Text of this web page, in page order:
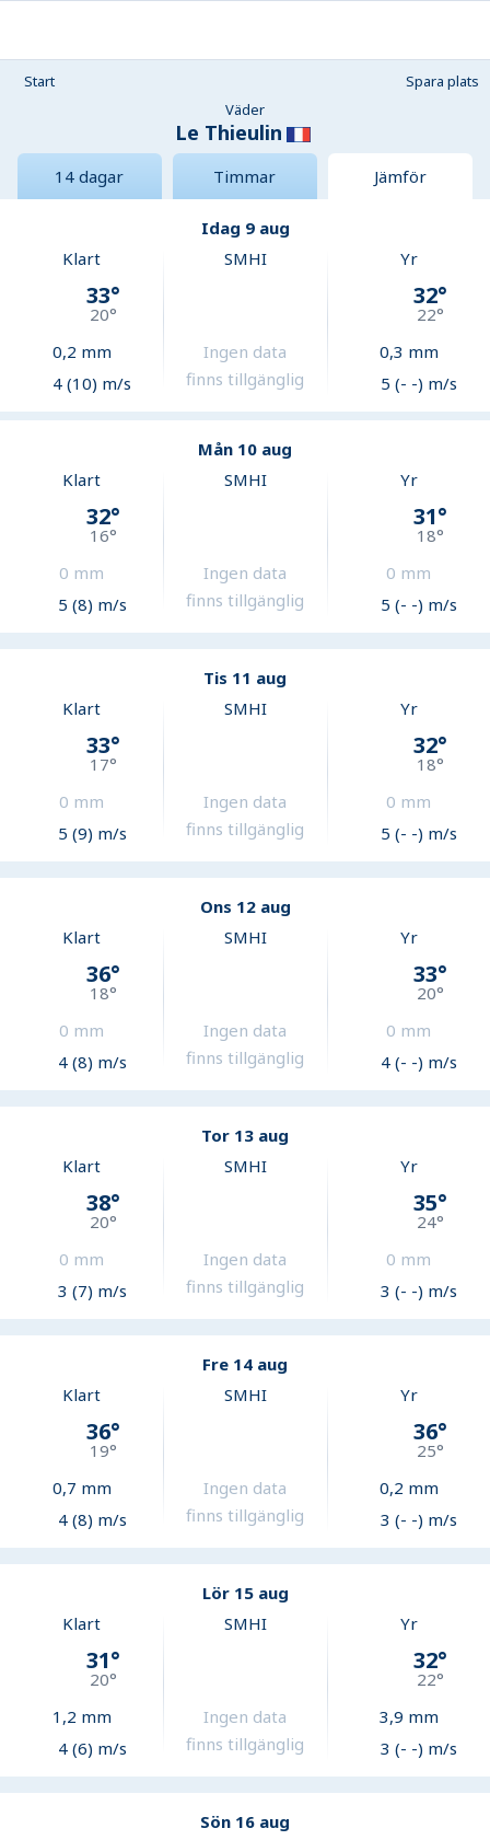
Start
Spara plats
Väder
Le Thieulin
14 dagar Timmar Jämför
Idag 9 aug
Klart
33°
20°
0,2 mm
4 (10) m/s
SMHI
Ingen data
finns tillgänglig
Yr
32°
22°
0,3 mm
5 (- -) m/s
Mån 10 aug
Klart
32°
16°
0 mm
5 (8) m/s
SMHI
Ingen data
finns tillgänglig
Yr
31°
18°
0 mm
5 (- -) m/s
Tis 11 aug
Klart
33°
17°
0 mm
5 (9) m/s
SMHI
Ingen data
finns tillgänglig
Yr
32°
18°
0 mm
5 (- -) m/s
Ons 12 aug
Klart
36°
18°
0 mm
4 (8) m/s
SMHI
Ingen data
finns tillgänglig
Yr
33°
20°
0 mm
4 (- -) m/s
Tor 13 aug
Klart
38°
20°
0 mm
3 (7) m/s
SMHI
Ingen data
finns tillgänglig
Yr
35°
24°
0 mm
3 (- -) m/s
Fre 14 aug
Klart
36°
19°
0,7 mm
4 (8) m/s
SMHI
Ingen data
finns tillgänglig
Yr
36°
25°
0,2 mm
3 (- -) m/s
Lör 15 aug
Klart
31°
20°
1,2 mm
4 (6) m/s
SMHI
Ingen data
finns tillgänglig
Yr
32°
22°
3,9 mm
3 (- -) m/s
Sön 16 aug